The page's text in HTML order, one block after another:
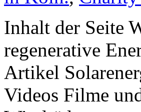
Inhalt der Seite
regenerative
Artikel
Videos Filme